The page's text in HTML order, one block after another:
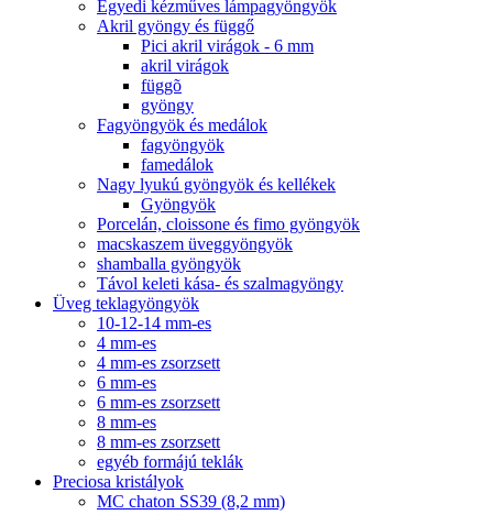
Egyedi kézműves lámpagyöngyök
Akril gyöngy és függő
Pici akril virágok - 6 mm
akril virágok
függõ
gyöngy
Fagyöngyök és medálok
fagyöngyök
famedálok
Nagy lyukú gyöngyök és kellékek
Gyöngyök
Porcelán, cloissone és fimo gyöngyök
macskaszem üveggyöngyök
shamballa gyöngyök
Távol keleti kása- és szalmagyöngy
Üveg teklagyöngyök
10-12-14 mm-es
4 mm-es
4 mm-es zsorzsett
6 mm-es
6 mm-es zsorzsett
8 mm-es
8 mm-es zsorzsett
egyéb formájú teklák
Preciosa kristályok
MC chaton SS39 (8,2 mm)